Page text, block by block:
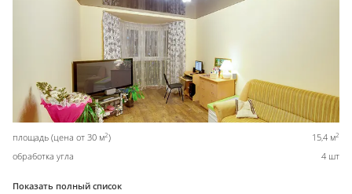
площадь (цена от 30 м2) 15,4 м2
обработка угла 4 шт
Показать полный список